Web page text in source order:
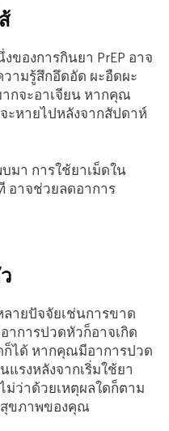
ของการกินยา PrEP อาจ
ามรู้สึกอึดอัด ผะอืดผะ
กจะอาเจียน หากคุณ
หายไปหลังจากสัปดาห์
มา การใช้ยาเม็ดใน
อาจช่วยลดอาการ
ายปัจจัยเช่นการขาด
การปวดหัวก็อาจเกิด
ได้ หากคุณมีอาการปวด
รงหลังจากเริ่มใช้ยา
ว่าด้วยเหตุผลใดก็ตาม
ขภาพของคุณ